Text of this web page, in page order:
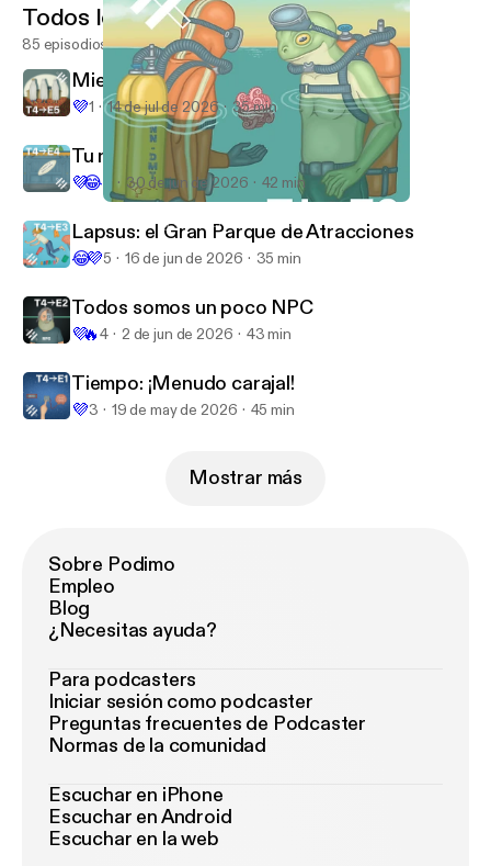
La Fucking Condición Humana
Todos los episodios
85 episodios
Miedo: ¿Erótico o aromático?
💜1 14 de jul de 2026 35 min
Tu nombre es una profecía
💜😂 30 de jun de 2026 42 min
Lapsus: el Gran Parque de Atracciones
😂💜5 16 de jun de 2026 35 min
Todos somos un poco NPC
💜🔥4 2 de jun de 2026 43 min
Tiempo: ¡Menudo carajal!
💜3 19 de may de 2026 45 min
Mostrar más
Sobre Podimo
Empleo
Blog
¿Necesitas ayuda?
Para podcasters
Iniciar sesión como podcaster
Preguntas frecuentes de Podcaster
Normas de la comunidad
Escuchar en iPhone
Escuchar en Android
Escuchar en la web